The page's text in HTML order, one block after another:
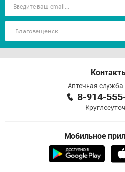
Аптечная служба
8-914-
Мобильное